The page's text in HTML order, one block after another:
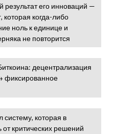
его инноваций —
когда-либо
ноль к единице и
не повторится
децентрализация
фиксированное
систему, которая в
от критических решений